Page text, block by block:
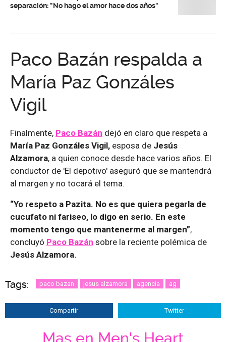
separación: "No hago el amor hace dos años"
Paco Bazán respalda a
María Paz Gonzáles
Vigil
Finalmente, Paco Bazán dejó en claro que respeta a
María Paz Gonzáles Vigil, esposa de Jesús
Alzamora, a quien conoce desde hace varios años. El
conductor de 'El depotivo' aseguró que se mantendrá
al margen y no tocará el tema.
“Yo respeto a Pazita. No es que quiera pegarla de
cucufato ni fariseo, lo digo en serio. En este
momento tengo que mantenerme al margen”,
concluyó Paco Bazán sobre la reciente polémica de
Jesús Alzamora.
Tags: paco bazan jesus alzamora agencia ag
Compartir Twitter
Mas en Men's Heart